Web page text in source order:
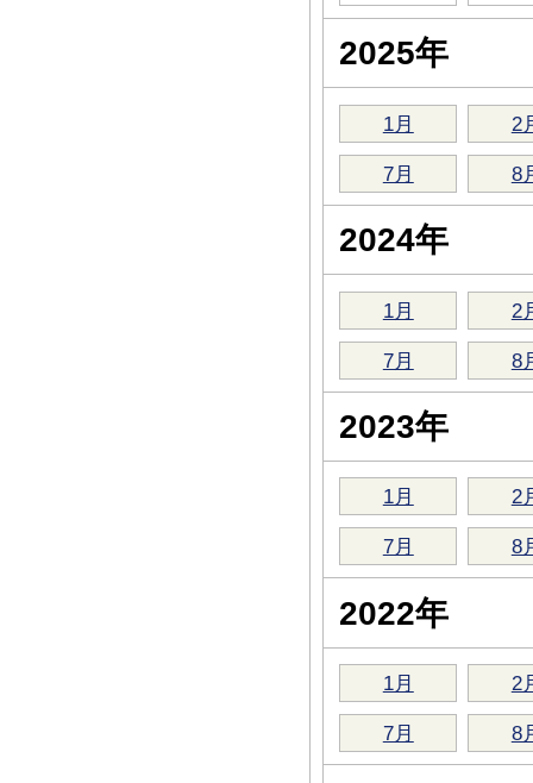
2025年
1月 2
7月 8
2024年
1月 2
7月 8
2023年
1月 2
7月 8
2022年
1月 2
7月 8